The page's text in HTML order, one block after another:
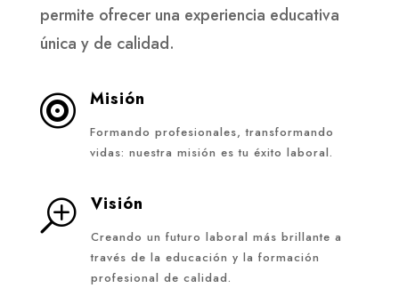
permite ofrecer una experiencia educativa
única y de calidad.
 Misión
Formando profesionales, transformando
vidas: nuestra misión es tu éxito laboral.
T Visión
Creando un futuro laboral más brillante a
través de la educación y la formación
profesional de calidad.